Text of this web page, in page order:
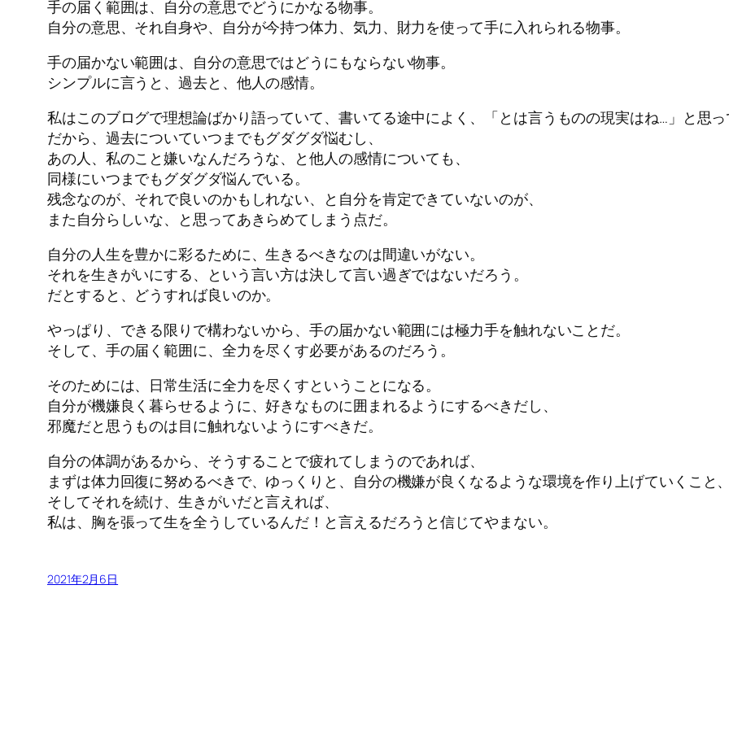
手の届く範囲は、自分の意思でどうにかなる物事。
自分の意思、それ自身や、自分が今持つ体力、気力、財力を使って手に入れられる物事。
手の届かない範囲は、自分の意思ではどうにもならない物事。
シンプルに言うと、過去と、他人の感情。
私はこのブログで理想論ばかり語っていて、書いてる途中によく、「とは言うものの現実はね…」と思
だから、過去についていつまでもグダグダ悩むし、
あの人、私のこと嫌いなんだろうな、と他人の感情についても、
同様にいつまでもグダグダ悩んでいる。
残念なのが、それで良いのかもしれない、と自分を肯定できていないのが、
また自分らしいな、と思ってあきらめてしまう点だ。
自分の人生を豊かに彩るために、生きるべきなのは間違いがない。
それを生きがいにする、という言い方は決して言い過ぎではないだろう。
だとすると、どうすれば良いのか。
やっぱり、できる限りで構わないから、手の届かない範囲には極力手を触れないことだ。
そして、手の届く範囲に、全力を尽くす必要があるのだろう。
そのためには、日常生活に全力を尽くすということになる。
自分が機嫌良く暮らせるように、好きなものに囲まれるようにするべきだし、
邪魔だと思うものは目に触れないようにすべきだ。
自分の体調があるから、そうすることで疲れてしまうのであれば、
まずは体力回復に努めるべきで、ゆっくりと、自分の機嫌が良くなるような環境を作り上げていくこと
そしてそれを続け、生きがいだと言えれば、
私は、胸を張って生を全うしているんだ！と言えるだろうと信じてやまない。
2021年2月6日